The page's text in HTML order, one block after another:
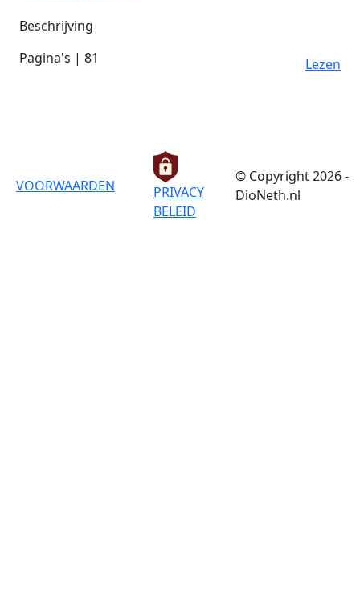
Beschrijving
Pagina's | 81
Lezen
VOORWAARDEN
PRIVACY
BELEID
© Copyright 2026 -
DioNeth.nl